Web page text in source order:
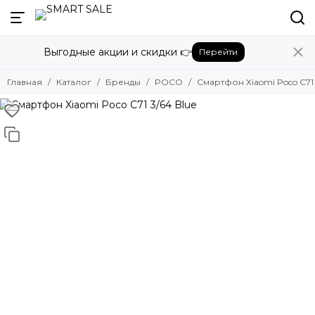
Назад
Бренды
Amazon
Apple
Bose
Выгодные акции и скидки 👉 Перейти
Главная Каталог Бренды POCO Смартфон Xiaomi Poco